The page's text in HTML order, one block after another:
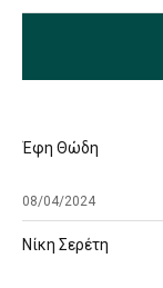
Έφη Θώδη
08/04/2024
Νίκη Σερέτη